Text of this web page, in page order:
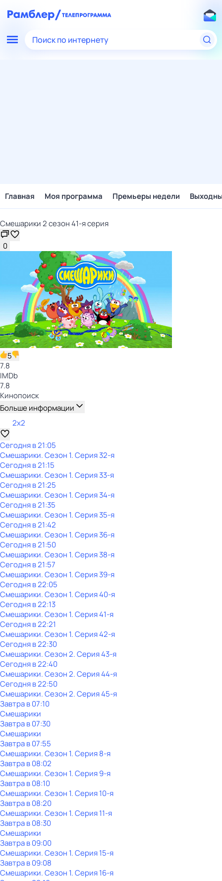
Поиск по интернету
Главная Моя программа Премьеры недели
Смешарики 2 сезон 41-я серия
0
5
7.8
IMDb
7.8
Кинопоиск
Больше информации
2x2
Сегодня в 21:05
Смешарики. Сезон 1. Серия 32-я
Сегодня в 21:15
Смешарики. Сезон 1. Серия 33-я
Сегодня в 21:25
Смешарики. Сезон 1. Серия 34-я
Сегодня в 21:35
Смешарики. Сезон 1. Серия 35-я
Сегодня в 21:42
Смешарики. Сезон 1. Серия 36-я
Сегодня в 21:50
Смешарики. Сезон 1. Серия 38-я
Сегодня в 21:57
Смешарики. Сезон 1. Серия 39-я
Сегодня в 22:05
Смешарики. Сезон 1. Серия 40-я
Сегодня в 22:13
Смешарики. Сезон 1. Серия 41-я
Сегодня в 22:21
Смешарики. Сезон 1. Серия 42-я
Сегодня в 22:30
Смешарики. Сезон 2. Серия 43-я
Сегодня в 22:40
Смешарики. Сезон 2. Серия 44-я
Сегодня в 22:50
Смешарики. Сезон 2. Серия 45-я
Завтра в 07:10
Смешарики
Завтра в 07:30
Смешарики
Завтра в 07:55
Смешарики. Сезон 1. Серия 8-я
Завтра в 08:02
Смешарики. Сезон 1. Серия 9-я
Завтра в 08:10
Смешарики. Сезон 1. Серия 10-я
Завтра в 08:20
Смешарики. Сезон 1. Серия 11-я
Завтра в 08:30
Смешарики
Завтра в 09:00
Смешарики. Сезон 1. Серия 15-я
Завтра в 09:08
Смешарики. Сезон 1. Серия 16-я